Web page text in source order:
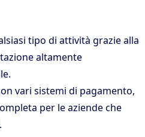
tipo di attività grazie alla
altamente
vari sistemi di pagamento,
per le aziende che